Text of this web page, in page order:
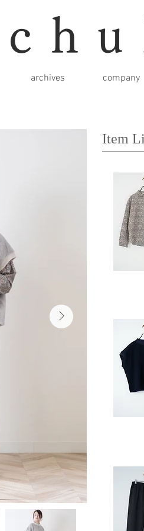
archives company
Item